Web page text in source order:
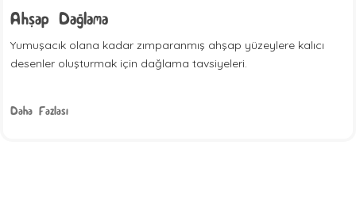
Ahşap Dağlama
Yumuşacık olana kadar zımparanmış ahşap yüzeylere kalıcı
desenler oluşturmak için dağlama tavsiyeleri.
Daha Fazlası